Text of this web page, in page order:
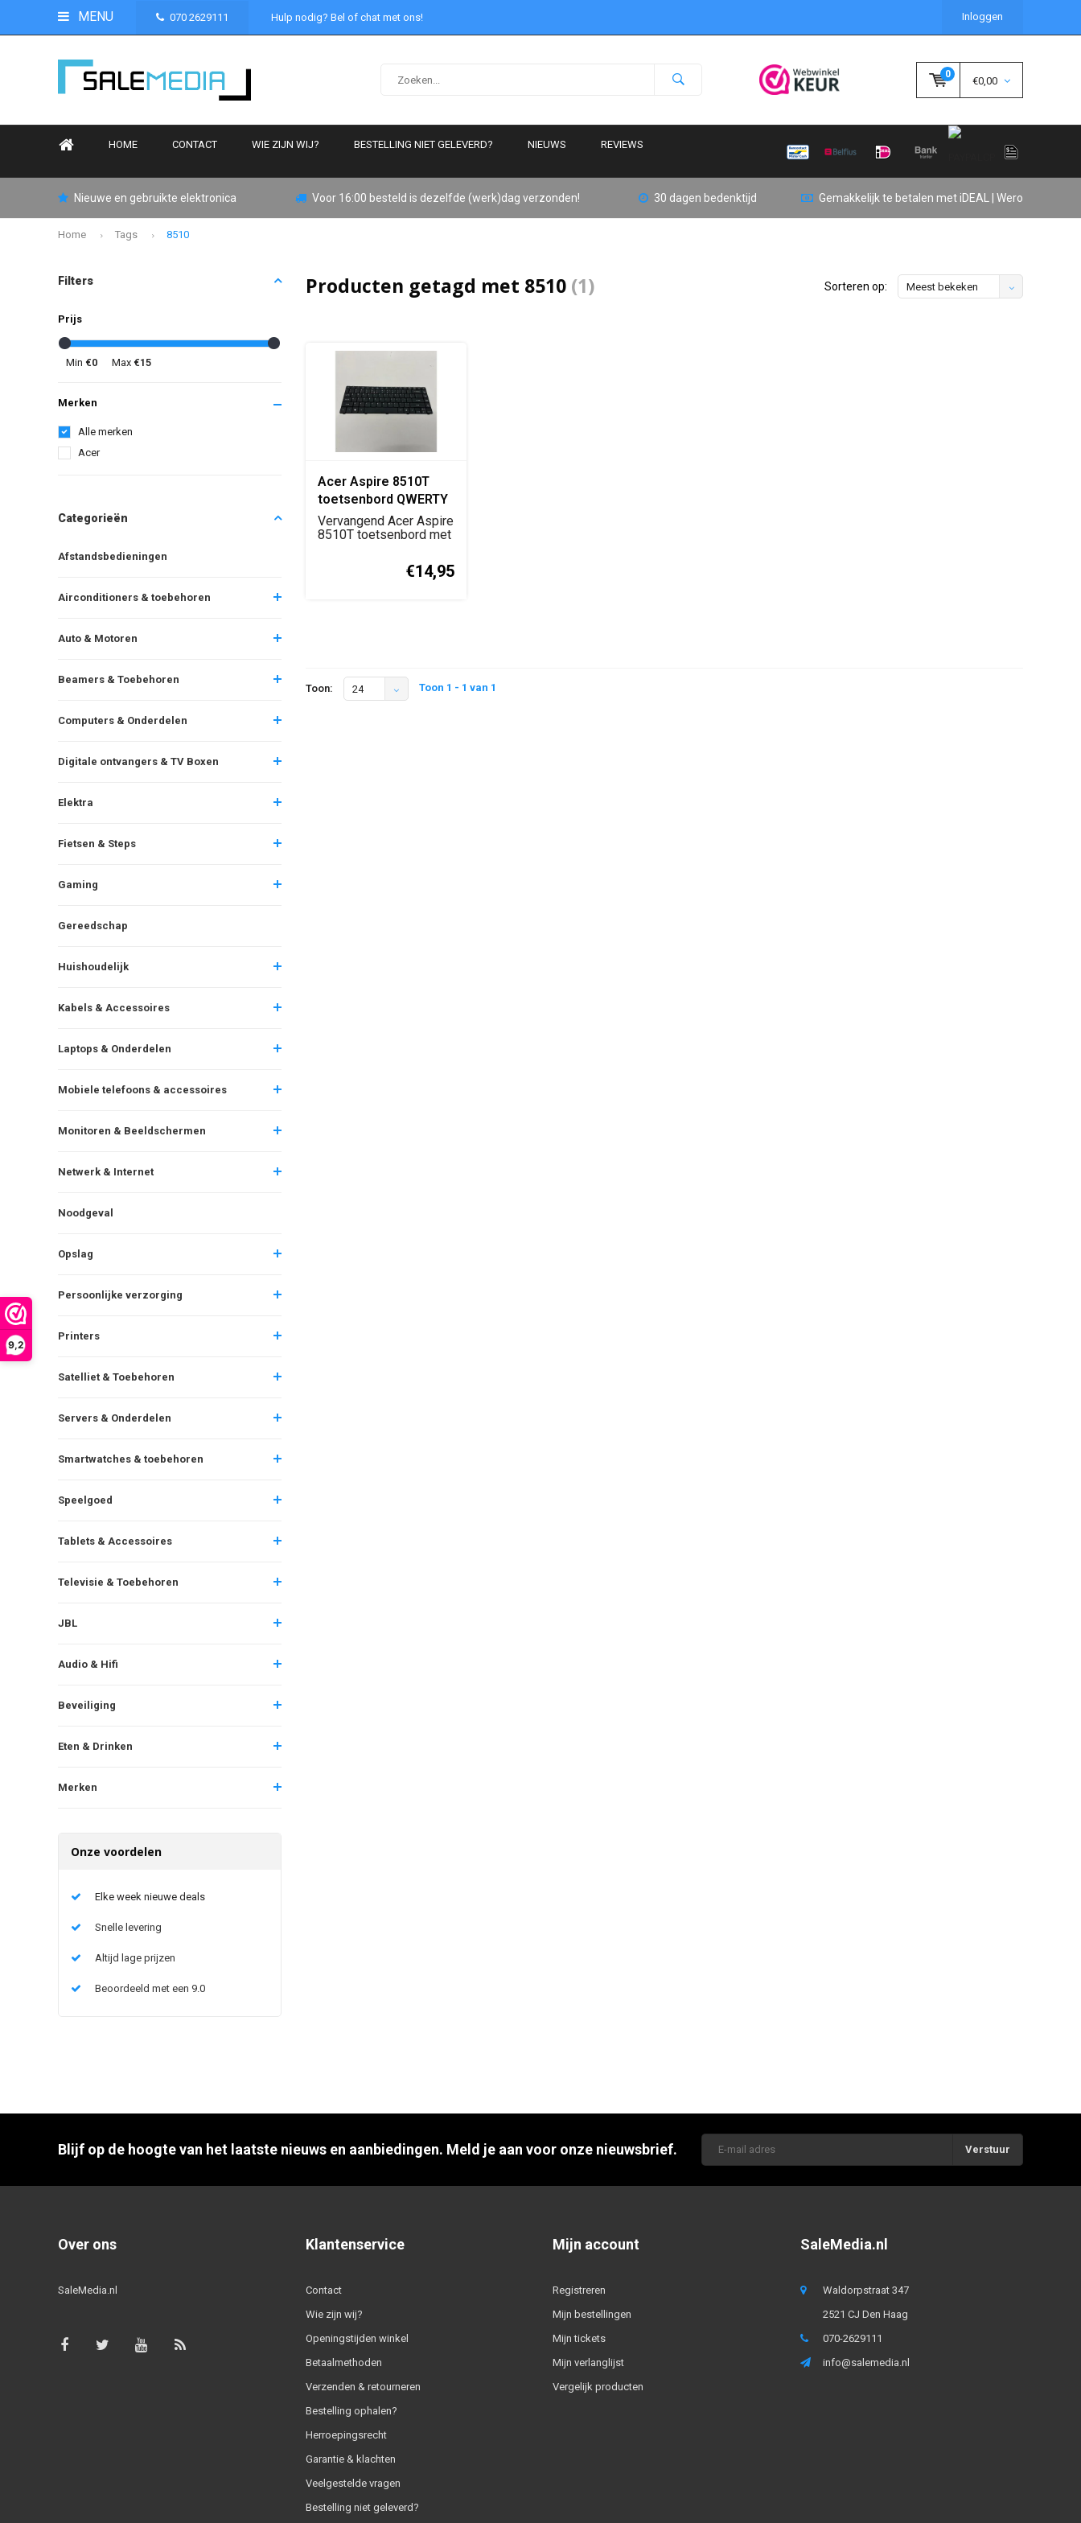
9,2
MENU 070 2629111 Hulp nodig? Bel of chat met ons! Inloggen
0
€0,00
HOME CONTACT WIE ZIJN WIJ? BESTELLING NIET GELEVERD? NIEUWS REVIEWS
Nieuwe en gebruikte elektronica Voor 16:00 besteld is dezelfde (werk)dag verzonden! 30 dagen bedenktijd Gemakkelijk te betalen met iDEAL | Wero
Home Tags 8510
Filters
Prijs
Min €0 Max €15
Merken
Alle merken
Acer
Categorieën
Afstandsbedieningen
Airconditioners & toebehoren
Auto & Motoren
Beamers & Toebehoren
Computers & Onderdelen
Digitale ontvangers & TV Boxen
Elektra
Fietsen & Steps
Gaming
Gereedschap
Huishoudelijk
Kabels & Accessoires
Laptops & Onderdelen
Mobiele telefoons & accessoires
Monitoren & Beeldschermen
Netwerk & Internet
Noodgeval
Opslag
Persoonlijke verzorging
Printers
Satelliet & Toebehoren
Servers & Onderdelen
Smartwatches & toebehoren
Speelgoed
Tablets & Accessoires
Televisie & Toebehoren
JBL
Audio & Hifi
Beveiliging
Eten & Drinken
Merken
Onze voordelen
Elke week nieuwe deals
Snelle levering
Altijd lage prijzen
Beoordeeld met een 9.0
Producten getagd met 8510 (1) Sorteren op: Meest bekeken
Acer Aspire 8510T
toetsenbord QWERTY
zwart replacement
keyboard
Vervangend Acer Aspire
8510T toetsenbord met
€14,95
Toon: 24 Toon 1 - 1 van 1
Blijf op de hoogte van het laatste nieuws en aanbiedingen. Meld je aan voor onze nieuwsbrief. Verstuur
Over ons
SaleMedia.nl
Klantenservice
Contact
Wie zijn wij?
Openingstijden winkel
Betaalmethoden
Verzenden & retourneren
Bestelling ophalen?
Herroepingsrecht
Garantie & klachten
Veelgestelde vragen
Bestelling niet geleverd?
Mijn account
Registreren
Mijn bestellingen
Mijn tickets
Mijn verlanglijst
Vergelijk producten
SaleMedia.nl
Waldorpstraat 347
2521 CJ Den Haag
070-2629111
info@salemedia.nl